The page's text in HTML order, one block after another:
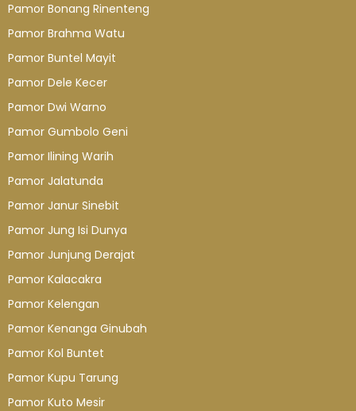
Pamor Bonang Rinenteng
Pamor Brahma Watu
Pamor Buntel Mayit
Pamor Dele Kecer
Pamor Dwi Warno
Pamor Gumbolo Geni
Pamor Ilining Warih
Pamor Jalatunda
Pamor Janur Sinebit
Pamor Jung Isi Dunya
Pamor Junjung Derajat
Pamor Kalacakra
Pamor Kelengan
Pamor Kenanga Ginubah
Pamor Kol Buntet
Pamor Kupu Tarung
Pamor Kuto Mesir